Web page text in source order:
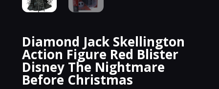
Diamond Jack Skellington
Action Figure Red Blister
Disney The Nightmare
Before Christmas